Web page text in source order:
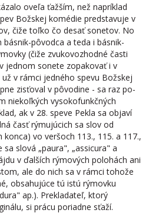
oveľa ťažším, než napríklad
Božskej komédie predstavuje v
čiže toľko čo desať sonetov. No
pôvodca a teda i básnik-
(čiže zvukovozhodné časti
jednom sonete zopakovať i v
v rámci jedného spevu Božskej
zisťoval v pôvodine - sa raz po­
niekoľkých vysokofunkčných
ak v 28. speve Pekla sa objaví
časť rýmu­júcich sa slov od
vo veršoch 113., 115. a 117.,
slová „paura", „assicura" a
v ďalších rýmových polohách ani
ale do nich sa v rámci tohože
obsahujúce tú istú rýmovku
ap.). Prekladateľ, ktorý
si prácu poriadne sťaží.